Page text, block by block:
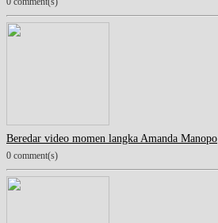
Beredar video momen langka Amanda Manopo
0 comment(s)